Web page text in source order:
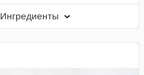
Ингредиенты